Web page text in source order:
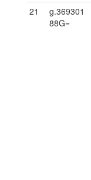
21
g.369301
88G=